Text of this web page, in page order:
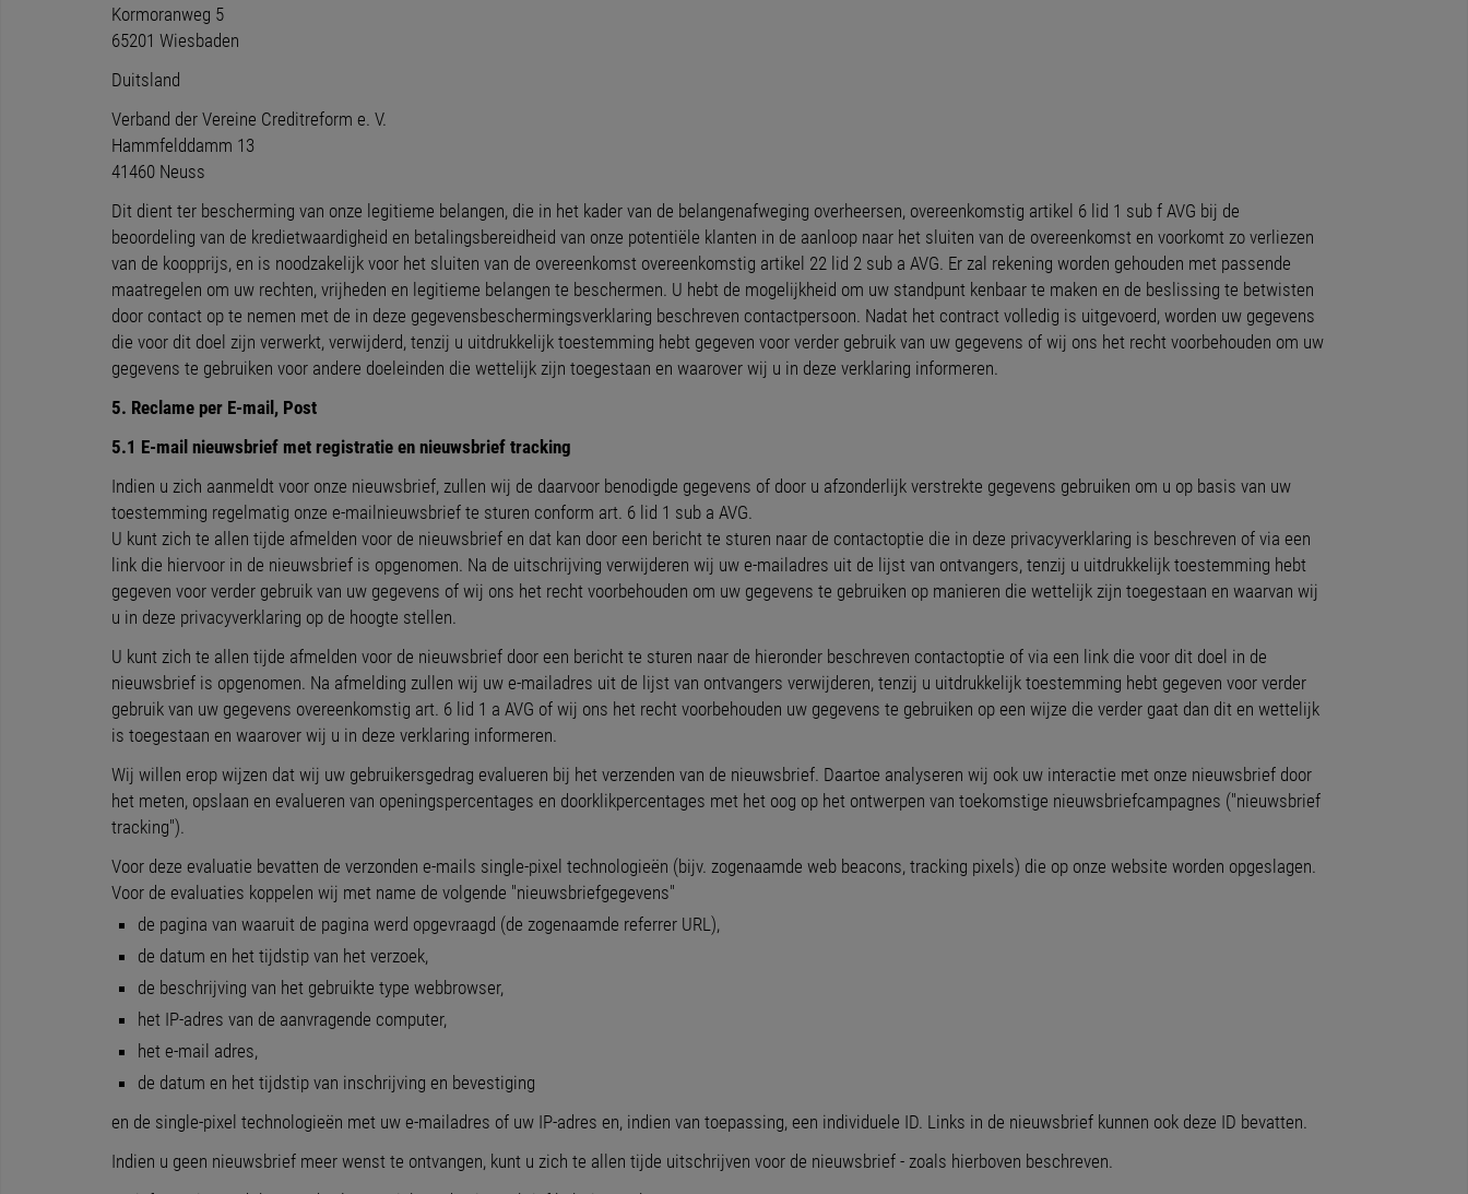
Kormoranweg 5
65201 Wiesbaden
Duitsland
Verband der Vereine Creditreform e. V.
Hammfelddamm 13
41460 Neuss
Dit dient ter bescherming van onze legitieme belangen, die in het kader van de belangenafweging overheersen, overeenkomstig artikel 6 lid 1 sub f AVG bij de
beoordeling van de kredietwaardigheid en betalingsbereidheid van onze potentiële klanten in de aanloop naar het sluiten van de overeenkomst en voorkomt zo verliezen
van de koopprijs, en is noodzakelijk voor het sluiten van de overeenkomst overeenkomstig artikel 22 lid 2 sub a AVG. Er zal rekening worden gehouden met passende
maatregelen om uw rechten, vrijheden en legitieme belangen te beschermen. U hebt de mogelijkheid om uw standpunt kenbaar te maken en de beslissing te betwisten
door contact op te nemen met de in deze gegevensbeschermingsverklaring beschreven contactpersoon. Nadat het contract volledig is uitgevoerd, worden uw gegevens
die voor dit doel zijn verwerkt, verwijderd, tenzij u uitdrukkelijk toestemming hebt gegeven voor verder gebruik van uw gegevens of wij ons het recht voorbehouden om uw
gegevens te gebruiken voor andere doeleinden die wettelijk zijn toegestaan en waarover wij u in deze verklaring informeren.
5. Reclame per E-mail, Post
5.1 E-mail nieuwsbrief met registratie en nieuwsbrief tracking
Indien u zich aanmeldt voor onze nieuwsbrief, zullen wij de daarvoor benodigde gegevens of door u afzonderlijk verstrekte gegevens gebruiken om u op basis van uw
toestemming regelmatig onze e-mailnieuwsbrief te sturen conform art. 6 lid 1 sub a AVG.
U kunt zich te allen tijde afmelden voor de nieuwsbrief en dat kan door een bericht te sturen naar de contactoptie die in deze privacyverklaring is beschreven of via een
link die hiervoor in de nieuwsbrief is opgenomen. Na de uitschrijving verwijderen wij uw e-mailadres uit de lijst van ontvangers, tenzij u uitdrukkelijk toestemming hebt
gegeven voor verder gebruik van uw gegevens of wij ons het recht voorbehouden om uw gegevens te gebruiken op manieren die wettelijk zijn toegestaan en waarvan wij
u in deze privacyverklaring op de hoogte stellen.
U kunt zich te allen tijde afmelden voor de nieuwsbrief door een bericht te sturen naar de hieronder beschreven contactoptie of via een link die voor dit doel in de
nieuwsbrief is opgenomen. Na afmelding zullen wij uw e-mailadres uit de lijst van ontvangers verwijderen, tenzij u uitdrukkelijk toestemming hebt gegeven voor verder
gebruik van uw gegevens overeenkomstig art. 6 lid 1 a AVG of wij ons het recht voorbehouden uw gegevens te gebruiken op een wijze die verder gaat dan dit en wettelijk
is toegestaan en waarover wij u in deze verklaring informeren.
Wij willen erop wijzen dat wij uw gebruikersgedrag evalueren bij het verzenden van de nieuwsbrief. Daartoe analyseren wij ook uw interactie met onze nieuwsbrief door
het meten, opslaan en evalueren van openingspercentages en doorklikpercentages met het oog op het ontwerpen van toekomstige nieuwsbriefcampagnes ("nieuwsbrief
tracking").
Voor deze evaluatie bevatten de verzonden e-mails single-pixel technologieën (bijv. zogenaamde web beacons, tracking pixels) die op onze website worden opgeslagen.
Voor de evaluaties koppelen wij met name de volgende "nieuwsbriefgegevens"
de pagina van waaruit de pagina werd opgevraagd (de zogenaamde referrer URL),
de datum en het tijdstip van het verzoek,
de beschrijving van het gebruikte type webbrowser,
het IP-adres van de aanvragende computer,
het e-mail adres,
de datum en het tijdstip van inschrijving en bevestiging
en de single-pixel technologieën met uw e-mailadres of uw IP-adres en, indien van toepassing, een individuele ID. Links in de nieuwsbrief kunnen ook deze ID bevatten.
Indien u geen nieuwsbrief meer wenst te ontvangen, kunt u zich te allen tijde uitschrijven voor de nieuwsbrief - zoals hierboven beschreven.